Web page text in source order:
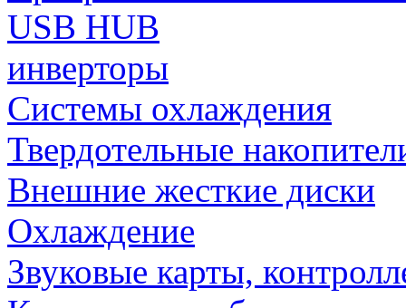
USB HUB
инверторы
Системы охлаждения
Твердотельные
Внешние жесткие диски
Охлаждение
Звуковые карты,